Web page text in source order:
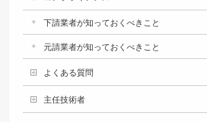
下請業者が知っておくべきこと
元請業者が知っておくべきこと
よくある質問
主任技術者